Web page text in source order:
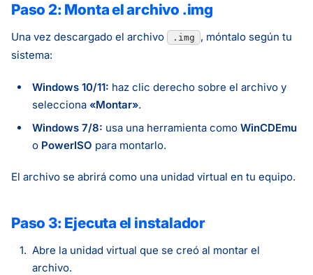
Paso 2: Monta el archivo .img
Una vez descargado el archivo .img
, móntalo según tu
sistema:
Windows 10/11: haz clic derecho sobre el archivo y
selecciona «Montar».
Windows 7/8: usa una herramienta como WinCDEmu
o PowerISO para montarlo.
El archivo se abrirá como una unidad virtual en tu equipo.
Paso 3: Ejecuta el instalador
Abre la unidad virtual que se creó al montar el
archivo.